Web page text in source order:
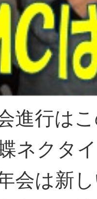
進行は
ネクタ
会は新